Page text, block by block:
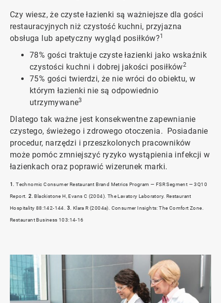
Czy wiesz, że czyste łazienki są ważniejsze dla gości
restauracyjnych niż czystość kuchni, przyjazna
obsługa lub apetyczny wygląd posiłków?1
78% gości traktuje czyste łazienki jako wskaźnik
czystości kuchni i dobrej jakości posiłków2
75% gości twierdzi, że nie wróci do obiektu, w
którym łazienki nie są odpowiednio
utrzymywane3
Dlatego tak ważne jest konsekwentne zapewnianie
czystego, świeżego i zdrowego otoczenia. Posiadanie
procedur, narzędzi i przeszkolonych pracowników
może pomóc zmniejszyć ryzyko wystąpienia infekcji w
łazienkach oraz poprawić wizerunek marki.
1. Technomic Consumer Restaurant Brand Metrics Program — FSR Segment — 3Q10
Report. 2. Blackistone H, Evans C (2004). The Lavatory Laboratory. Restaurant
Hospitality 88:142-144. 3. Klara R (2004a). Consumer Insights: The Comfort Zone.
Restaurant Business 103:14-16